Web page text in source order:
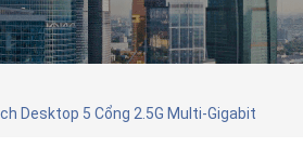
Desktop 5 Cổng 2.5G Multi-Gigabit